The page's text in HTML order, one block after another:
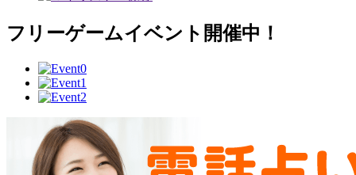
フリーゲームイベント開催中！